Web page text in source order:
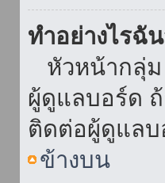
ทำอย่างไรฉั
หัวหน้ากลุ่ม
ผู้ดูแลบอร์ด
ติดต่อผู้ดูแลบ
ข้างบน